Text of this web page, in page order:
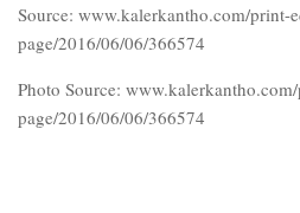
Source: www.kalerkantho.com/print-
page/2016/06/06/366574
Photo Source:
page/2016/06/06/366574